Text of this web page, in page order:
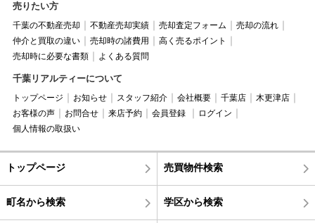
売りたい方
千葉の不動産売却 不動産売却実績 売却査定フォーム
売却の流れ
仲介と買取の違い
売却時の諸費用
高く売るポイント
売却時に必要な書類
よくある質問
千葉リアルティーについて
トップページ お知らせ スタッフ紹介 会社概要 千葉店
木更津店
お客様の声
お問合せ 来店予約 会員登録
ログイン
個人情報の取扱い
トップページ 売買物件検索
町名から検索 学区から検索